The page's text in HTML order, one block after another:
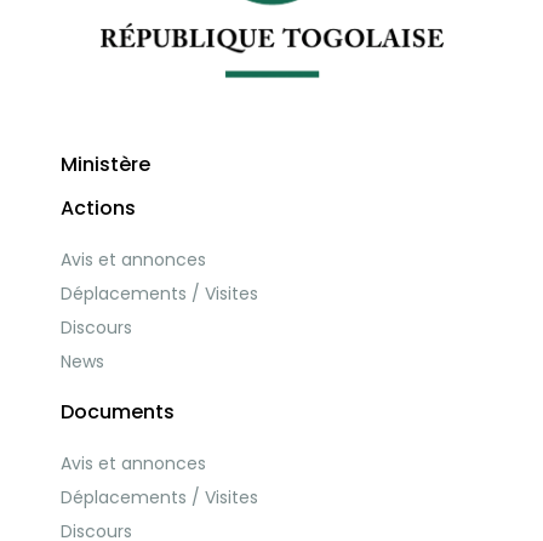
Ministère
Actions
Avis et annonces
Déplacements / Visites
Discours
News
Documents
Avis et annonces
Déplacements / Visites
Discours